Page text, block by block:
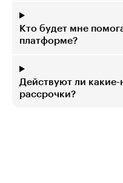
Кто будет мне
платформе?
Действуют ли
рассрочки?